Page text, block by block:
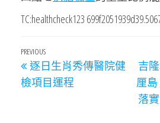
TC:healthcheck123
文
章
導
Previous
Post
PREVIOUS
逐日生肖秀傳醫院健
檢項目運程
吉
厘
落